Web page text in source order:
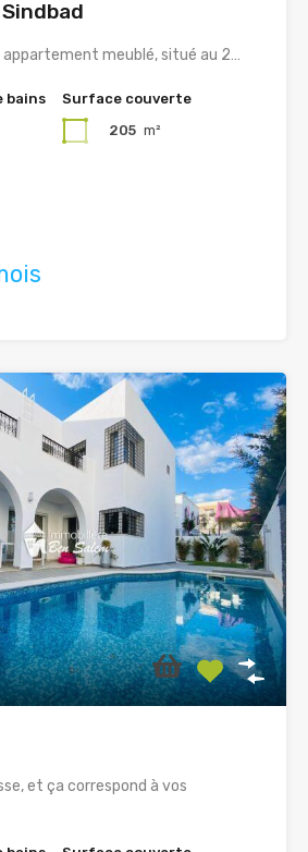
appartement meublé, situé au 2…
bains
Surface couverte
205 m²
et ça correspond à vos